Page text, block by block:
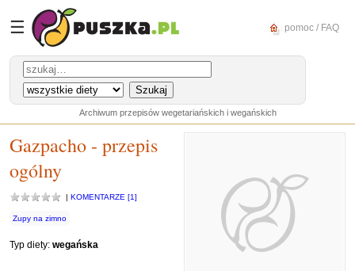
☰ pomoc / FAQ
Archiwum przepisów wegetariańskich i wegańskich
Gazpacho - przepis
ogólny
| KOMENTARZE [1]
Zupy na zimno
Typ diety: wegańska